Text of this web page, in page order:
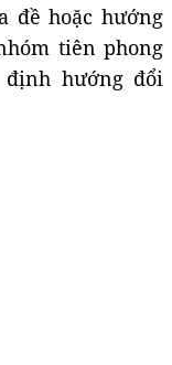
đề hoặc hướng
tiên phong
hướng đổi